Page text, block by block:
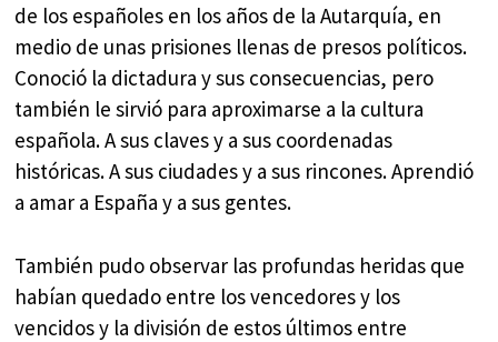
de los españoles en los años de la Autarquía, en
medio de unas prisiones llenas de presos políticos.
Conoció la dictadura y sus consecuencias, pero
también le sirvió para aproximarse a la cultura
española. A sus claves y a sus coordenadas
históricas. A sus ciudades y a sus rincones. Aprendió
a amar a España y a sus gentes.
También pudo observar las profundas heridas que
habían quedado entre los vencedores y los
vencidos y la división de estos últimos entre